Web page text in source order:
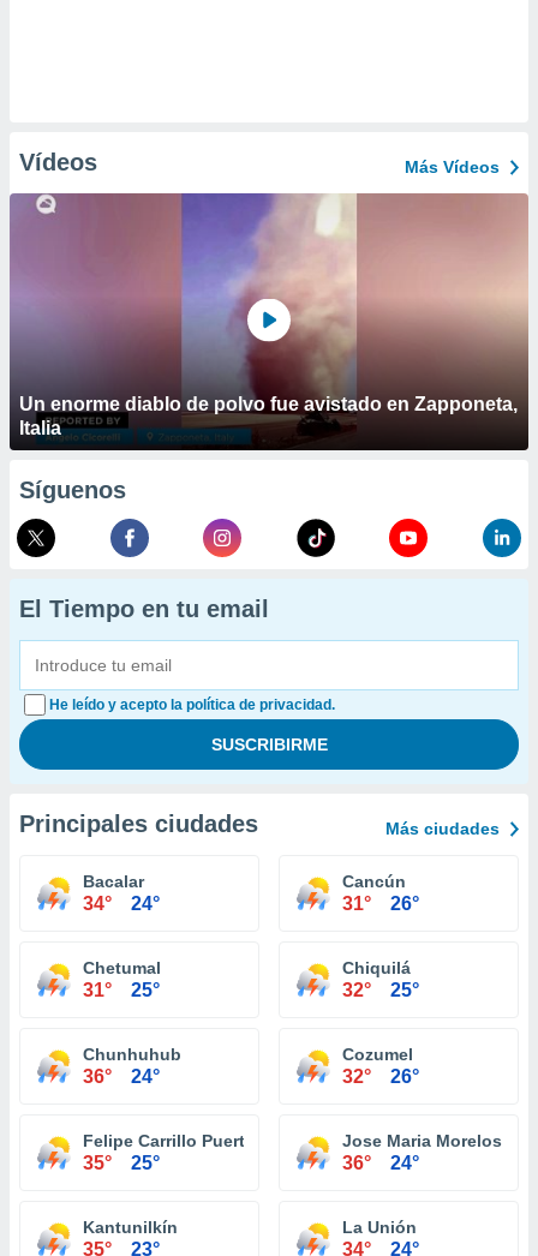
Vídeos Más Vídeos
Un enorme diablo de polvo fue avistado en Zapponeta,
Italia
Síguenos
El Tiempo en tu email
He leído y acepto la política de privacidad.
Principales ciudades Más ciudades
Bacalar
34° 24°
Cancún
31° 26°
Chetumal
31° 25°
Chiquilá
32° 25°
Chunhuhub
36° 24°
Cozumel
32° 26°
Felipe Carrillo Puerto
35° 25°
Jose Maria Morelos
36° 24°
Kantunilkín
35° 23°
La Unión
34° 24°